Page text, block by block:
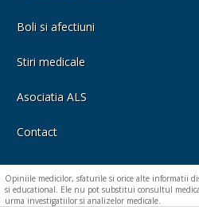
Boli si afectiuni
Stiri medicale
Asociatia ALS
Contact
Opiniile medicilor, sfaturile si orice alte informatii
si educational. Ele nu pot substitui consultul
urma investigatiilor si analizelor medicale.